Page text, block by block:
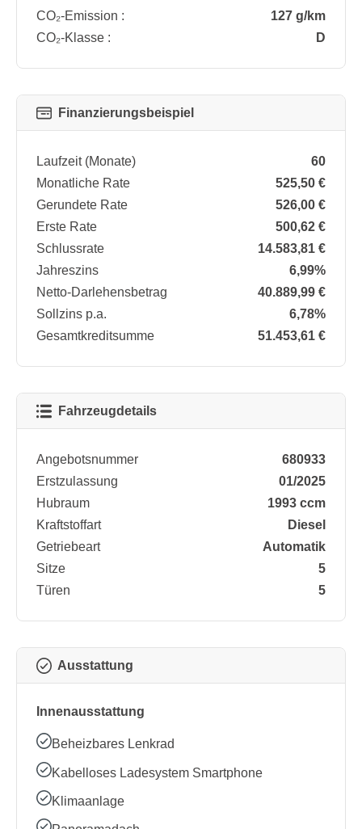
CO₂-Emission :
127 g/km
CO₂-Klasse :
D
Finanzierungsbeispiel
Laufzeit (Monate)
60
Monatliche Rate
525,50 €
Gerundete Rate
526,00 €
Erste Rate
500,62 €
Schlussrate
14.583,81 €
Jahreszins
6,99%
Netto-Darlehensbetrag
40.889,99 €
Sollzins p.a.
6,78%
Gesamtkreditsumme
51.453,61 €
Fahrzeugdetails
Angebotsnummer
680933
Erstzulassung
01/2025
Hubraum
1993 ccm
Kraftstoffart
Diesel
Getriebeart
Automatik
Sitze
5
Türen
5
Ausstattung
Innenausstattung
Beheizbares Lenkrad
Kabelloses Ladesystem Smartphone
Klimaanlage